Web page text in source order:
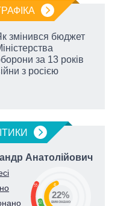
змінився бюджет
за 13 років
з росією
Анатолійович
33
22
45
22%
виконано